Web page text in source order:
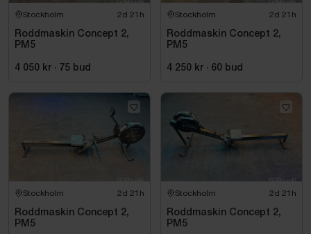
Stockholm 2d 21h
Roddmaskin Concept 2,
PM5
4 050 kr · 75 bud
Stockholm 2d 21h
Roddmaskin Concept 2,
PM5
4 250 kr · 60 bud
Stockholm 2d 21h
Roddmaskin Concept 2,
PM5
Stockholm 2d 21h
Roddmaskin Concept 2,
PM5